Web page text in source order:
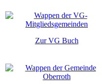
Zur VG Buch